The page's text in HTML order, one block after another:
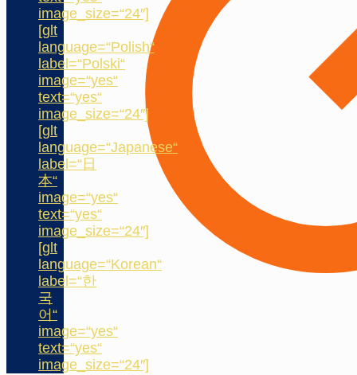
image_size=“24″]
[glt
language=“Polish“
label=“Polski“
image=“yes“
text=“yes“
image_size=“24″]
[glt
language=“Japanese“
label=“日
本“
image=“yes“
text=“yes“
image_size=“24″]
[glt
language=“Korean“
label=“한
국
어“
image=“yes“
text=“yes“
image_size=“24″]